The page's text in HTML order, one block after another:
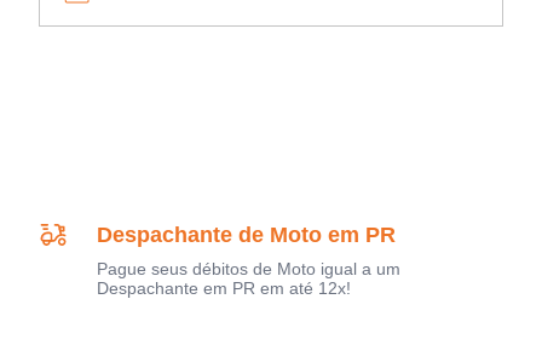
Despachante de Moto em PR
Pague seus débitos de Moto igual a um
Despachante em PR em até 12x!